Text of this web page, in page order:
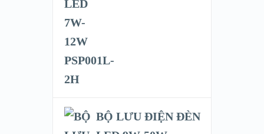
BỘ LƯU ĐIỆN ĐÈN